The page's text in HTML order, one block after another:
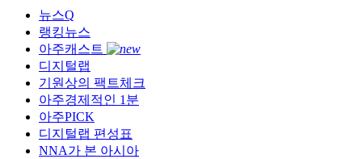
뉴스Q
랭킹뉴스
아주캐스트
디지털랩
기원상의 팩트체크
아주경제적인 1분
아주PICK
디지털랩 편성표
NNA가 본 아시아